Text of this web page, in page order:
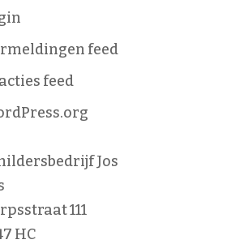
feed
feed
Jos
111
HC